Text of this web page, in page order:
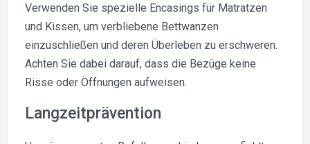
Verwenden Sie spezielle Encasings für Matratzen
und Kissen, um verbliebene Bettwanzen
einzuschließen und deren Überleben zu erschweren.
Achten Sie dabei darauf, dass die Bezüge keine
Risse oder Öffnungen aufweisen.
Langzeitprävention